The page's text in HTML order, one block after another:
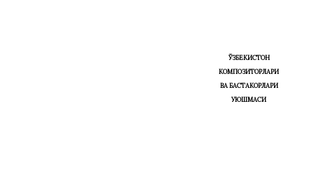
ЎЗБЕКИСТОН
КОМПОЗИТОРЛАРИ
ВА БАСТАКОРЛАРИ
УЮШМАСИ